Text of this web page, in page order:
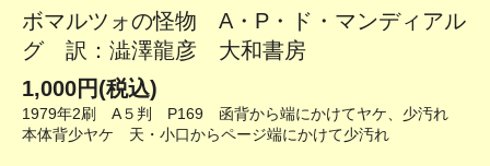
ボマルツォの怪物 A・P・ド・マンディアル
グ 訳：澁澤龍彦 大和書房
1,000円(税込)
1979年2刷 A５判 P169 函背から端にかけてヤケ、少汚れ
本体背少ヤケ 天・小口からページ端にかけて少汚れ